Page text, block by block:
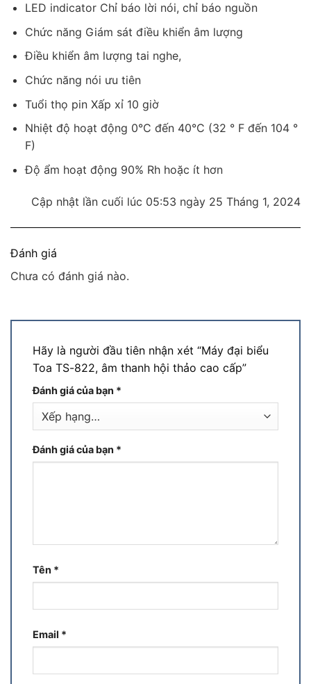
LED indicator Chỉ báo lời nói, chỉ báo nguồn
Chức năng Giám sát điều khiển âm lượng
Điều khiển âm lượng tai nghe,
Chức năng nói ưu tiên
Tuổi thọ pin Xấp xỉ 10 giờ
Nhiệt độ hoạt động 0°C đến 40°C (32 ° F đến 104 °
F)
Độ ẩm hoạt động 90% Rh hoặc ít hơn
Cập nhật lần cuối lúc 05:53 ngày 25 Tháng 1, 2024
Đánh giá
Chưa có đánh giá nào.
Hãy là người đầu tiên nhận xét “Máy đại biểu
Toa TS-822, âm thanh hội thảo cao cấp”
Đánh giá của bạn *
Đánh giá của bạn *
Tên *
Email *